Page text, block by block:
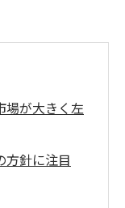
場が大きく左
方針に注目
す都知事選